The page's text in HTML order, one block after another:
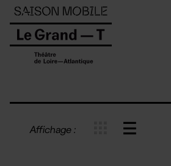
Affichage :
Panneau de gestion des cookies